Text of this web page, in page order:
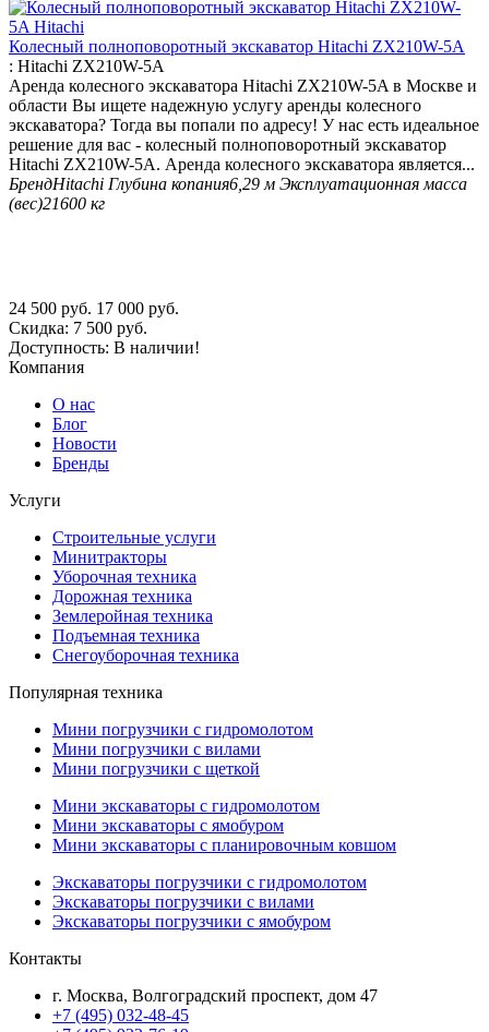
Колесный полноповоротный экскаватор Hitachi ZX210W-5A
: Hitachi ZX210W-5A
Аренда колесного экскаватора Hitachi ZX210W-5A в Москве и
области Вы ищете надежную услугу аренды колесного
экскаватора? Тогда вы попали по адресу! У нас есть идеальное
решение для вас - колесный полноповоротный экскаватор
Hitachi ZX210W-5A. Аренда колесного экскаватора является...
БрендHitachi Глубина копания6,29 м Эксплуатационная масса
(вес)21600 кг
24 500 руб. 17 000 руб.
Скидка: 7 500 руб.
Доступность: В наличии!
Компания
О нас
Блог
Новости
Бренды
Услуги
Строительные услуги
Минитракторы
Уборочная техника
Дорожная техника
Землеройная техника
Подъемная техника
Снегоуборочная техника
Популярная техника
Мини погрузчики с гидромолотом
Мини погрузчики с вилами
Мини погрузчики с щеткой
Мини экскаваторы с гидромолотом
Мини экскаваторы с ямобуром
Мини экскаваторы с планировочным ковшом
Экскаваторы погрузчики с гидромолотом
Экскаваторы погрузчики с вилами
Экскаваторы погрузчики с ямобуром
Контакты
г. Москва, Волгоградский проспект, дом 47
+7 (495) 032-48-45